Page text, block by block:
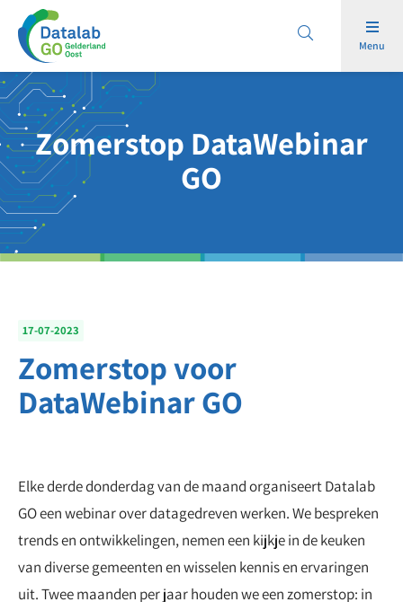
Menu
Zomerstop DataWebinar
GO
17-07-2023
Zomerstop voor
DataWebinar GO
Elke derde donderdag van de maand organiseert Datalab
GO een webinar over datagedreven werken. We bespreken
trends en ontwikkelingen, nemen een kijkje in de keuken
van diverse gemeenten en wisselen kennis en ervaringen
uit. Twee maanden per jaar houden we een zomerstop: in